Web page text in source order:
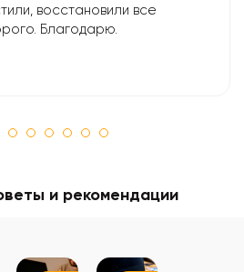
восстановили все
Благодарю.
и рекомендации